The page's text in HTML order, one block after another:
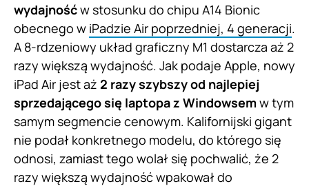
wydajnośćw stosunku do chipu A14 Bionic
obecnego w iPadzie Air poprzedniej, 4 generacji.
A 8-rdzeniowy układ graficzny M1 dostarcza aż 2
razy większą wydajność. Jak podaje Apple, nowy
iPad Air jest aż 2 razy szybszy od najlepiej
sprzedającego się laptopa z Windowsemw tym
samym segmencie cenowym. Kalifornijski gigant
nie podał konkretnego modelu, do którego się
odnosi, zamiast tego wolał się pochwalić, że 2
razy większą wydajność wpakował do